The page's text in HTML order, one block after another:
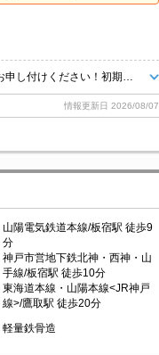
情報更新日 2026/08/07
山陽電気鉄道本線/板宿駅 徒歩9
分
神戸市営地下鉄北神・西神・山
手線/板宿駅 徒歩10分
東海道本線・山陽本線<JR神戸
線>/鷹取駅 徒歩20分
軽量鉄骨造